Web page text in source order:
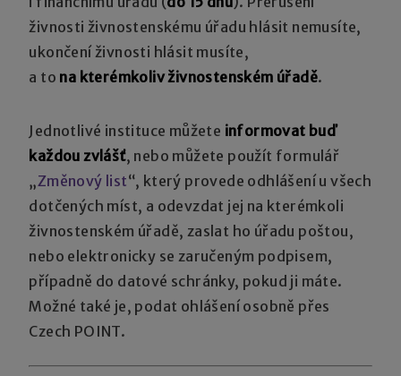
živnosti živnostenskému úřadu hlásit nemusíte,
ukončení živnosti hlásit musíte,
a to na kterémkoliv živnostenském úřadě.
Jednotlivé instituce můžete informovat buď
každou zvlášť, nebo můžete použít formulář
„ Změnový list“, který provede odhlášení u všech
dotčených míst, a odevzdat jej na kterémkoli
živnostenském úřadě, zaslat ho úřadu poštou,
nebo elektronicky se zaručeným podpisem,
případně do datové schránky, pokud ji máte.
Možné také je, podat ohlášení osobně přes
Czech POINT.